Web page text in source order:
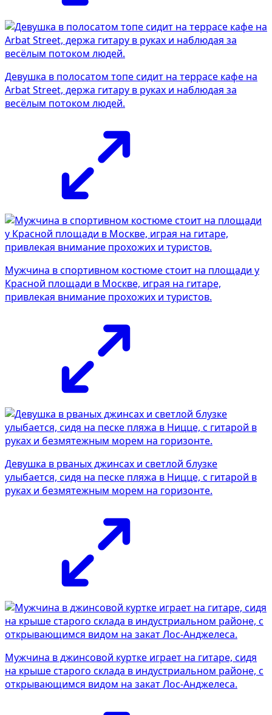
Девушка в полосатом топе сидит на террасе кафе на
Arbat Street, держа гитару в руках и наблюдая за
весёлым потоком людей.
Мужчина в спортивном костюме стоит на площади у
Красной площади в Москве, играя на гитаре,
привлекая внимание прохожих и туристов.
Девушка в рваных джинсах и светлой блузке
улыбается, сидя на песке пляжа в Ницце, с гитарой в
руках и безмятежным морем на горизонте.
Мужчина в джинсовой куртке играет на гитаре, сидя
на крыше старого склада в индустриальном районе, с
открывающимся видом на закат Лос-Анджелеса.